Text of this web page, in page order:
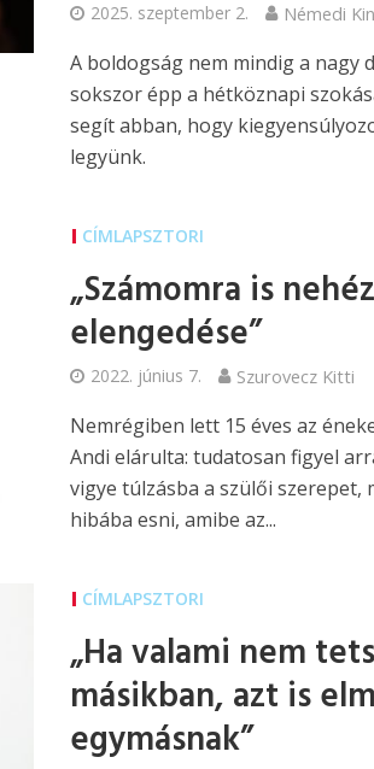
2025. szeptember 2. Némedi
A boldogság nem mindig a nagy
sokszor épp a hétköznapi
segít abban, hogy
legyünk.
CÍMLAPSZTORI
„Számomra is
elengedése”
2022. június 7. Szurovecz Kitti
Nemrégiben lett 15 éves az
Andi elárulta: tudatosan figyel
vigye túlzásba a szülői szerepet,
hibába esni, amibe az...
CÍMLAPSZTORI
„Ha valami nem
másikban, azt is
egymásnak”